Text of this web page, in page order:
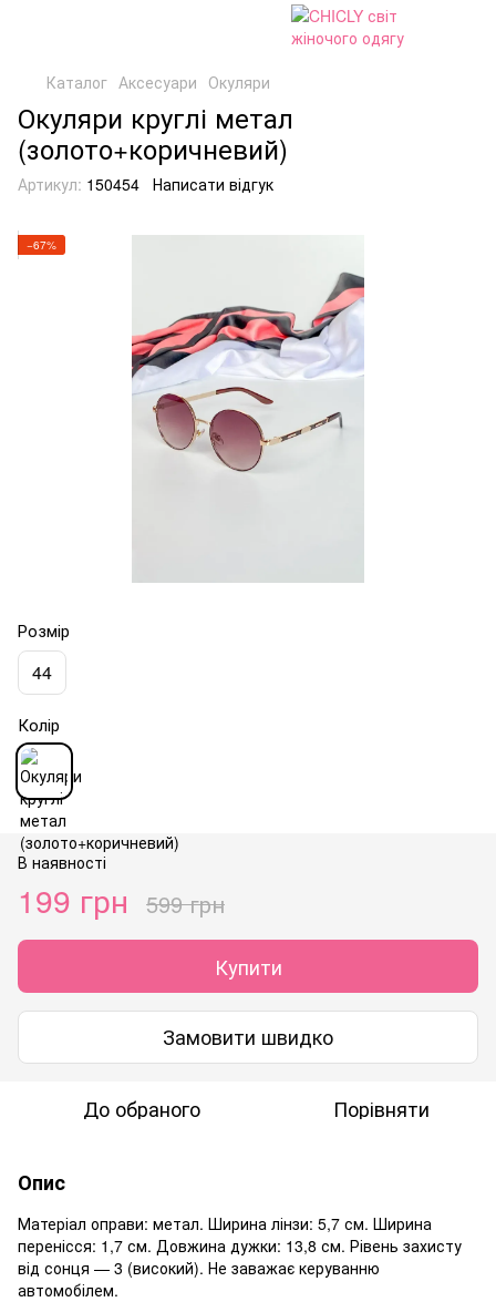
Каталог Аксесуари Окуляри
Окуляри круглі метал
(золото+коричневий)
Артикул: 150454 Написати відгук
−67%
Розмір
44
Колір
В наявності
199 грн 599 грн
Купити
Замовити швидко
До обраного Порівняти
Опис
Матеріал оправи: метал. Ширина лінзи: 5,7 см. Ширина
перенісся: 1,7 см. Довжина дужки: 13,8 см. Рівень захисту
від сонця — 3 (високий). Не заважає керуванню
автомобілем.